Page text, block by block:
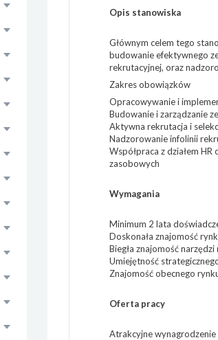
Opis stanowiska
Głównym celem tego
budowanie efektywnego
rekrutacyjnej, oraz
Zakres obowiązków
Opracowywanie i
Budowanie i zarządzanie
Aktywna rekrutacja i
Nadzorowanie infolinii
Współpraca z działem
zasobowych
Wymagania
Minimum 2 lata
Doskonała znajomość
Biegła znajomość
Umiejętność
Znajomość obecnego
Oferta pracy
Atrakcyjne